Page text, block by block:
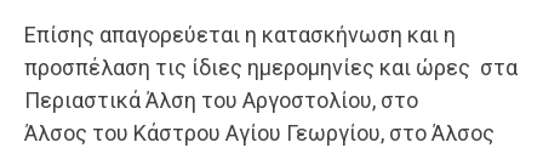
Επίσης απαγορεύεται η κατασκήνωση και η
προσπέλαση τις ίδιες ημερομηνίες και ώρες στα
Περιαστικά Άλση του Αργοστολίου, στο
Άλσος του Κάστρου Αγίου Γεωργίου, στο Άλσος